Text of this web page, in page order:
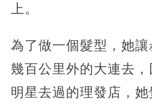
上。
為了做一個髮型，她
幾百公里外的大連去
明星去過的理發店，